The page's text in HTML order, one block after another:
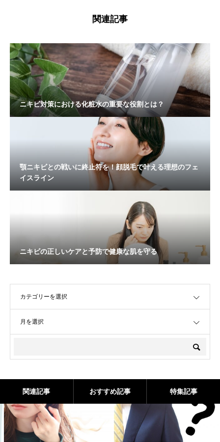
関連記事
ニキビ対策における化粧水の重要な役割とは？
顎ニキビとの戦いに終止符を！顔脱毛で叶える理想のフェ
イスライン
ニキビの正しいケアと予防で健康な肌を守る
関連記事 おすすめ記事 特集記事